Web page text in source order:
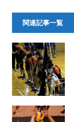
関連記事一覧